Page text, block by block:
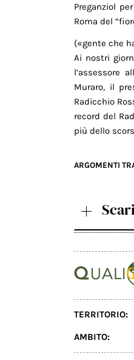
Preganziol
Roma del
(«gente che
Ai nostri
l’assessore
Muraro, il
Radicchio
record del
più dello
ARGOMENTI
TERRITORIO:
AMBITO: